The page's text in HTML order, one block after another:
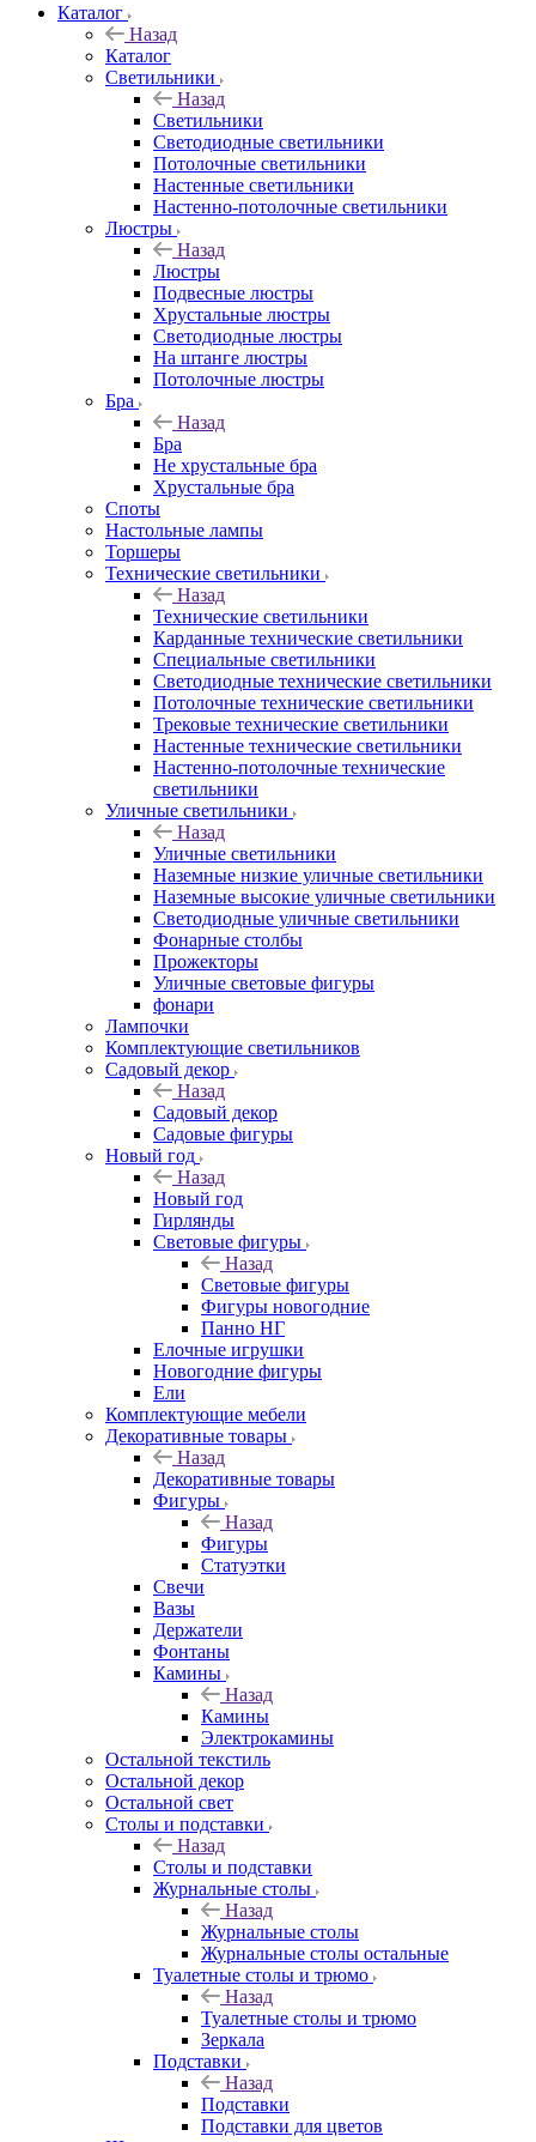
Каталог
Назад
Каталог
Светильники
Назад
Светильники
Светодиодные светильники
Потолочные светильники
Настенные светильники
Настенно-потолочные светильники
Люстры
Назад
Люстры
Подвесные люстры
Хрустальные люстры
Светодиодные люстры
На штанге люстры
Потолочные люстры
Бра
Назад
Бра
Не хрустальные бра
Хрустальные бра
Споты
Настольные лампы
Торшеры
Технические светильники
Назад
Технические светильники
Карданные технические светильники
Специальные светильники
Светодиодные технические светильники
Потолочные технические светильники
Трековые технические светильники
Настенные технические светильники
Настенно-потолочные технические
светильники
Уличные светильники
Назад
Уличные светильники
Наземные низкие уличные светильники
Наземные высокие уличные светильники
Светодиодные уличные светильники
Фонарные столбы
Прожекторы
Уличные световые фигуры
фонари
Лампочки
Комплектующие светильников
Садовый декор
Назад
Садовый декор
Садовые фигуры
Новый год
Назад
Новый год
Гирлянды
Световые фигуры
Назад
Световые фигуры
Фигуры новогодние
Панно НГ
Елочные игрушки
Новогодние фигуры
Ели
Комплектующие мебели
Декоративные товары
Назад
Декоративные товары
Фигуры
Назад
Фигуры
Статуэтки
Свечи
Вазы
Держатели
Фонтаны
Камины
Назад
Камины
Электрокамины
Остальной текстиль
Остальной декор
Остальной свет
Столы и подставки
Назад
Столы и подставки
Журнальные столы
Назад
Журнальные столы
Журнальные столы остальные
Туалетные столы и трюмо
Назад
Туалетные столы и трюмо
Зеркала
Подставки
Назад
Подставки
Подставки для цветов